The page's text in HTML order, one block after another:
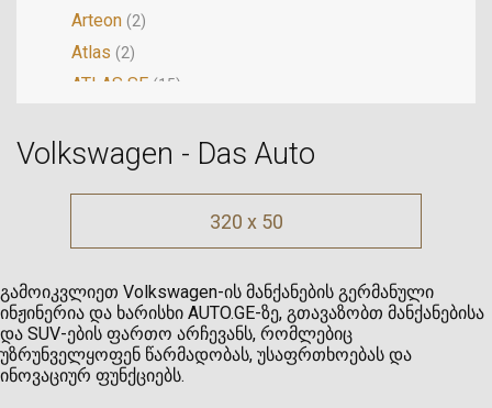
Arteon (2)
Atlas (2)
ATLAS SE (15)
Bora (0)
Cabriolet (0)
Caravelle (0)
CC (5)
Corrado (0)
Volkswagen - Das Auto
320 x 50
გამოიკვლიეთ Volkswagen-ის მანქანების გერმანული
ინჟინერია და ხარისხი AUTO.GE-ზე, გთავაზობთ მანქანებისა
და SUV-ების ფართო არჩევანს, რომლებიც
უზრუნველყოფენ წარმადობას, უსაფრთხოებას და
ინოვაციურ ფუნქციებს.